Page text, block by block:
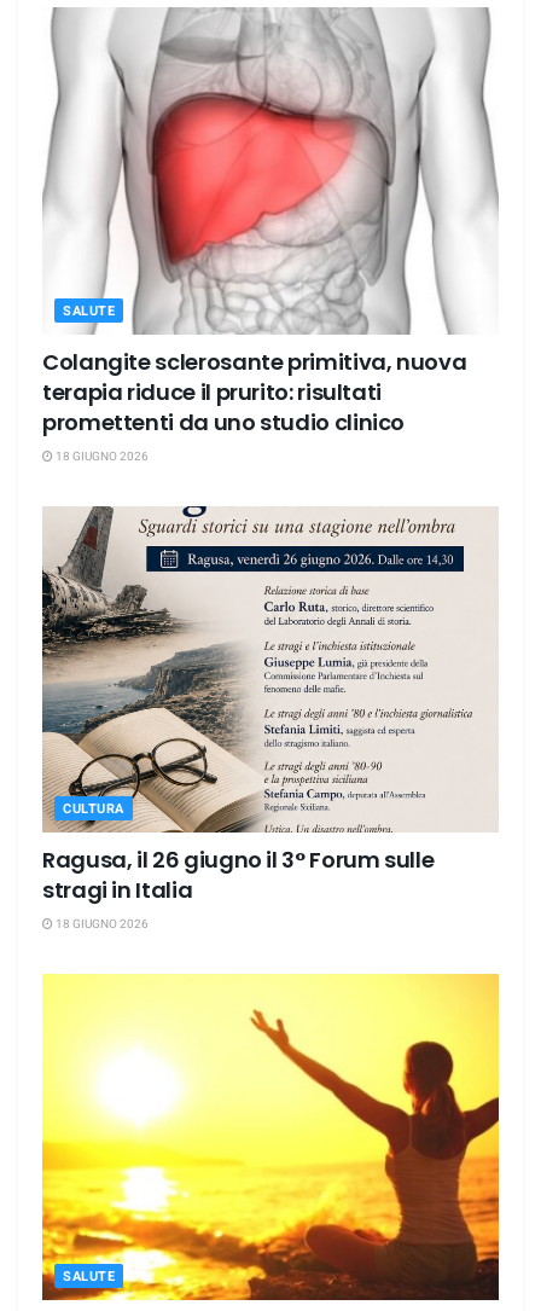
SALUTE
Colangite sclerosante primitiva, nuova
terapia riduce il prurito: risultati
promettenti da uno studio clinico
18 GIUGNO 2026
CULTURA
Ragusa, il 26 giugno il 3° Forum sulle
stragi in Italia
18 GIUGNO 2026
SALUTE